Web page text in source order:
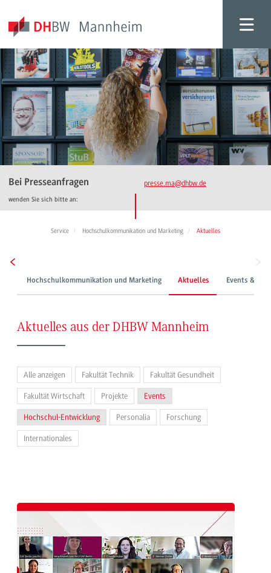
Bei Presseanfragen
wenden Sie sich bitte an:
presse.ma@dhbw.de
Service Hochschulkommunikation und Marketing Aktuelles
Hochschulkommunikation und Marketing Aktuelles Events &
Aktuelles aus der DHBW Mannheim
Alle anzeigen Fakultät Technik Fakultät Gesundheit
Fakultät Wirtschaft Projekte Events
Hochschul-Entwicklung Personalia Forschung
Internationales